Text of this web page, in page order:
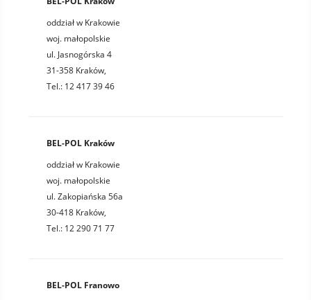
oddział w Krakowie
woj. małopolskie
ul. Jasnogórska 4
31-358 Kraków,
Tel.: 12 417 39 46
BEL-POL Kraków
oddział w Krakowie
woj. małopolskie
ul. Zakopiańska 56a
30-418 Kraków,
Tel.: 12 290 71 77
BEL-POL Franowo